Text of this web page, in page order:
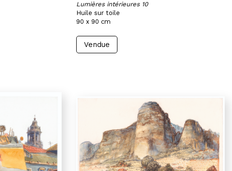
Lumières intérieures 10
Huile sur toile
90 x 90 cm
Vendue